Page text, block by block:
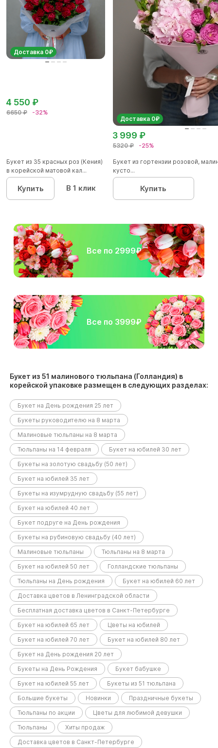
Доставка 0₽
6650 ₽ -32%
4 550 ₽
Букет из 35 красных роз (Кения)
в корейской матовой кал...
Купить В 1 клик
Доставка 0₽
5320 ₽ -25%
3 999 ₽
Букет из гортензии розовой,
кусто...
Купить
Все по 2999₽
Все по 3999₽
Букет из 51 малинового тюльпана (Голландия) в
корейской упаковке размещен в следующих разделах:
Букет на День рождения 25 лет
Букеты руководителю на 8 марта
Малиновые тюльпаны на 8 марта
Тюльпаны на 14 февраля
Букет на юбилей 30 лет
Букеты на золотую свадьбу (50 лет)
Букет на юбилей 35 лет
Букеты на изумрудную свадьбу (55 лет)
Букет на юбилей 40 лет
Букет подруге на День рождения
Букеты на рубиновую свадьбу (40 лет)
Малиновые тюльпаны
Тюльпаны на 8 марта
Букет на юбилей 50 лет
Голландские тюльпаны
Тюльпаны на День рождения
Букет на юбилей 60 лет
Доставка цветов в Ленинградской области
Бесплатная доставка цветов в Санкт-Петербурге
Букет на юбилей 65 лет
Цветы на юбилей
Букет на юбилей 70 лет
Букет на юбилей 80 лет
Букет на День рождения 20 лет
Букеты на День Рождения
Букет бабушке
Букет на юбилей 55 лет
Букеты из 51 тюльпана
Большие букеты
Новинки
Праздничные букеты
Тюльпаны по акции
Цветы для любимой девушки
Тюльпаны
Хиты продаж
Доставка цветов в Санкт-Петербурге